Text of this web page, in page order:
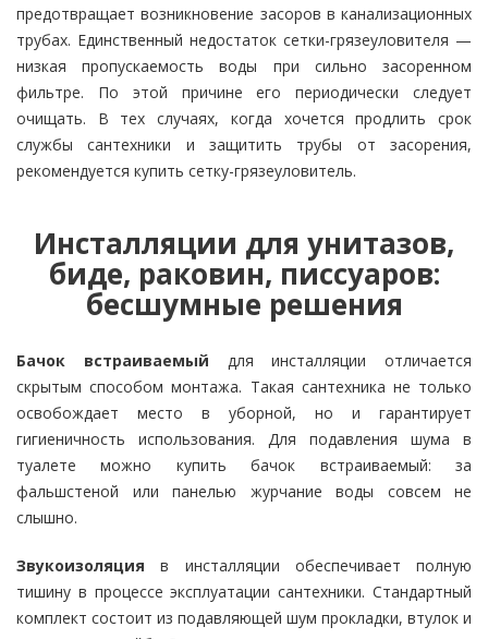
предотвращает возникновение засоров в канализационных
трубах. Единственный недостаток сетки-грязеуловителя —
низкая пропускаемость воды при сильно засоренном
фильтре. По этой причине его периодически следует
очищать. В тех случаях, когда хочется продлить срок
службы сантехники и защитить трубы от засорения,
рекомендуется купить сетку-грязеуловитель.
Инсталляции для унитазов,
биде, раковин, писсуаров:
бесшумные решения
Бачок встраиваемый для инсталляции отличается
скрытым способом монтажа. Такая сантехника не только
освобождает место в уборной, но и гарантирует
гигиеничность использования. Для подавления шума в
туалете можно купить бачок встраиваемый: за
фальшстеной или панелью журчание воды совсем не
слышно.
Звукоизоляция в инсталляции обеспечивает полную
тишину в процессе эксплуатации сантехники. Стандартный
комплект состоит из подавляющей шум прокладки, втулок и